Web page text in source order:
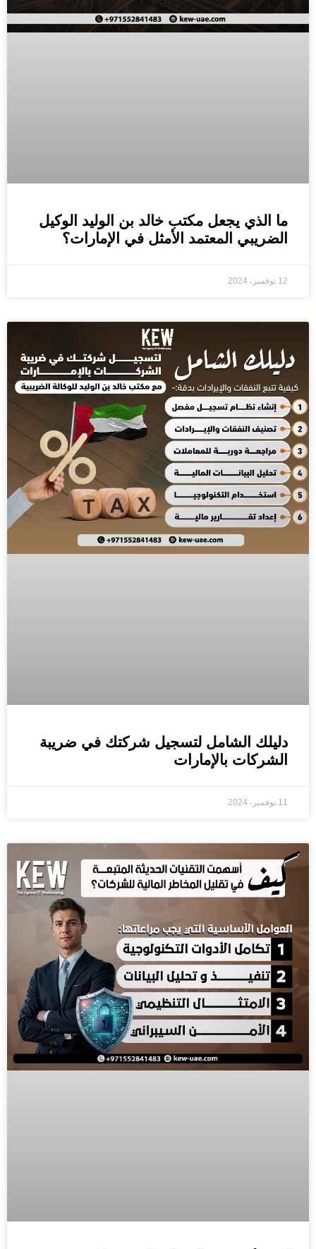
ما الذي يجعل مكتب خالد بن الوليد الوكيل
الضريبي المعتمد الأمثل في الإمارات؟
12 نوفمبر، 2024
دليلك الشامل لتسجيل شركتك في ضريبة
الشركات بالإمارات
11 نوفمبر، 2024